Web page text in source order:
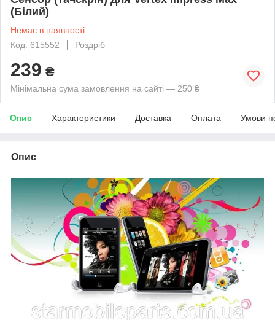
(Білий)
Немає в наявності
Код: 615552
Роздріб
239 ₴
Мінімальна сума замовлення на сайті — 250 ₴
Опис Характеристики Доставка Оплата Умови
Опис